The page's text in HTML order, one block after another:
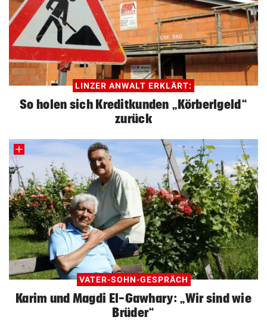
LINZER ANWALT ERKLÄRT:
So holen sich Kreditkunden „Körberlgeld“
zurück
VATER-SOHN-GESPRÄCH
Karim und Magdi El-Gawhary: „Wir sind wie
Brüder“